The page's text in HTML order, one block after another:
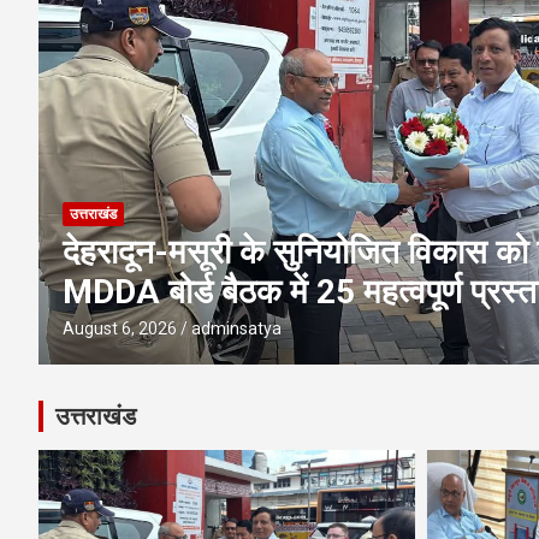
उत्तराखंड
एमडीडीए बोर्ड बैठक में 25 विकास
पूलिंग, पर्यटन, होटल, औद्योगिक भवन
परियोजनाओं पर अहम फैसले
August 6, 2026 adminsatya
उत्तराखंड